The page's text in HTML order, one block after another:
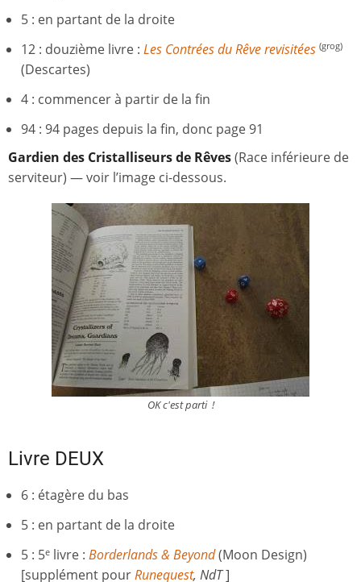
5 : en partant de la droite
12 : douzième livre : Les Contrées du Rêve revisitées (grog)
(Descartes)
4 : commencer à partir de la fin
94 : 94 pages depuis la fin, donc page 91
Gardien des Cristalliseurs de Rêves(Race inférieure de
serviteur) — voir l’image ci-dessous.
OK c'est parti !
Livre DEUX
6 : étagère du bas
5 : en partant de la droite
5 : 5e livre : Borderlands & Beyond(Moon Design)
[supplément pourRunequest, NdT]